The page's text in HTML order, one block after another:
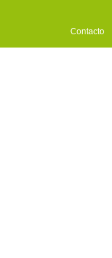
Contacto